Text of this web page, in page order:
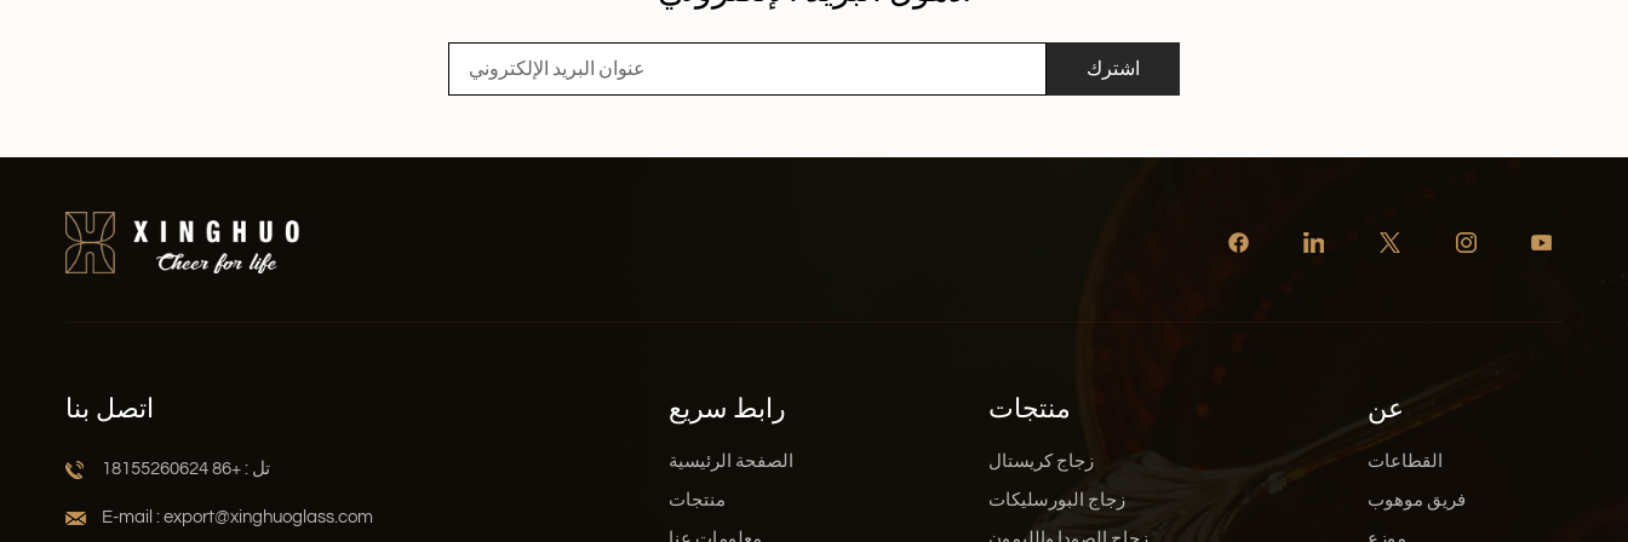
اشترك
اتصل بنا
تل : +86 18155260624
E-mail : export@xinghuoglass.com
رابط سريع
الصفحة الرئيسية
منتجات
منتجات
زجاج كريستال
زجاج البورسليكات
عن
القطاعات
فريق موهوب